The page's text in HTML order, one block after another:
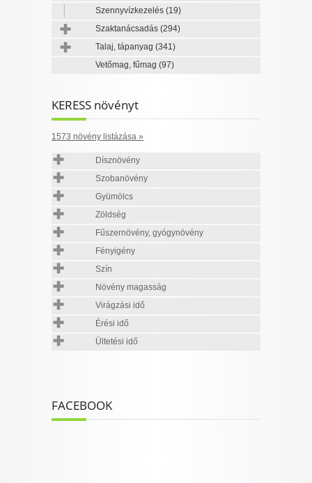
Szennyvízkezelés (19)
Szaktanácsadás (294)
Talaj, tápanyag (341)
Vetőmag, fűmag (97)
KERESS növényt
1573 növény listázása »
Dísznövény
Szobanövény
Gyümölcs
Zöldség
Fűszernövény, gyógynövény
Fényigény
Szín
Növény magasság
Virágzási idő
Érési idő
Ültetési idő
FACEBOOK